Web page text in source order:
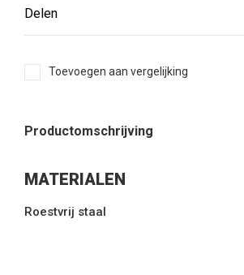
Delen
Toevoegen aan vergelijking
Productomschrijving
MATERIALEN
Roestvrij staal